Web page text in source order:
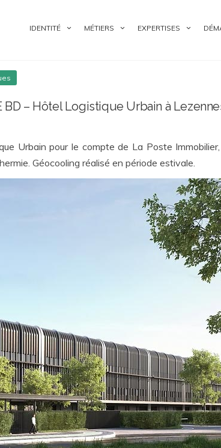
IDENTITÉ MÉTIERS EXPERTISES
BD – Hôtel Logistique Urbain à
Urbain pour le compte de La Poste
Géocooling réalisé en période estivale.